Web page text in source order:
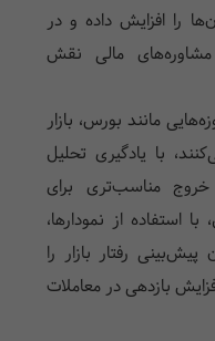
را افزایش داده و در
مالی نقش
مانند بورس، بازار
با یادگیری تحلیل
خروج مناسب‌تری برای
استفاده از نمودارها،
پیش‌بینی رفتار بازار را
بازدهی در معاملات